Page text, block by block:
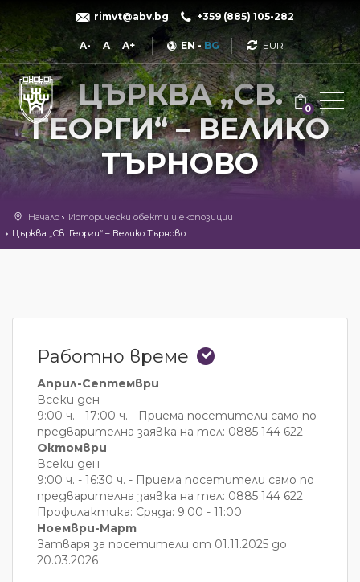
rimvt@abv.bg +359 (885) 105-282
A- A A+ EN - BG Currency
0
ЦЪРКВА „СВ.
ГЕОРГИ“ – ВЕЛИКО
ТЪРНОВО
Начало
Исторически обекти и експозиции
Църква „Св. Георги“ – Велико Търново
Работно време
Април-Септември
Всеки ден
9:00 ч. - 17:00 ч. - Приема посетители само по
предварителна заявка на тел: 0885 144 622
Октомври
Всеки ден
9:00 ч. - 16:30 ч. - Приема посетители само по
предварителна заявка на тел: 0885 144 622
Профилактика: Сряда: 9:00 - 11:00
Ноември-Март
Затваря за посетители от 01.11.2025 до
20.03.2026